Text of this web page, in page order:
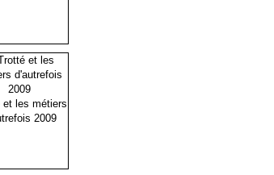
et les métiers
2009